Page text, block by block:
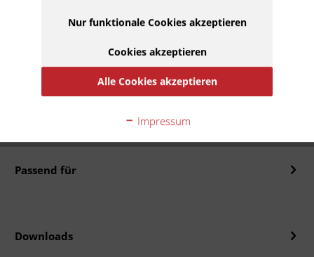
Beschreibung
SITO PLUS ist ein Synonym für hochwertige Replika-
Passend für
Downloads
Nur funktionale Cookies akzeptieren
Cookies akzeptieren
Alle Cookies akzeptieren
Impressum